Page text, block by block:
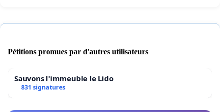
Pétitions promues par d'autres utilisateurs
Sauvons l'immeuble le Lido
831 signatures